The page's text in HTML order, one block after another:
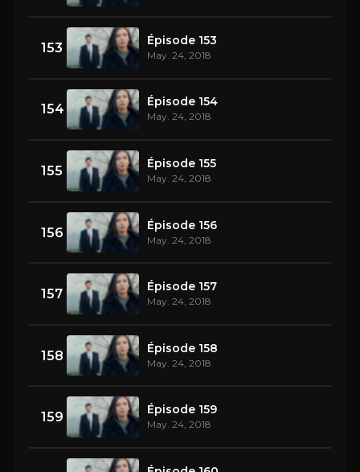
153 Épisode 153
May. 24, 2018
154 Épisode 154
May. 24, 2018
155 Épisode 155
May. 24, 2018
156 Épisode 156
May. 24, 2018
157 Épisode 157
May. 24, 2018
158 Épisode 158
May. 24, 2018
159 Épisode 159
May. 24, 2018